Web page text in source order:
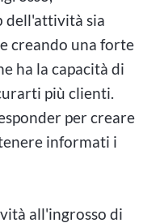
dell'attività sia
creando una forte
ha la capacità di
più clienti.
per creare
informati i
all'ingrosso di